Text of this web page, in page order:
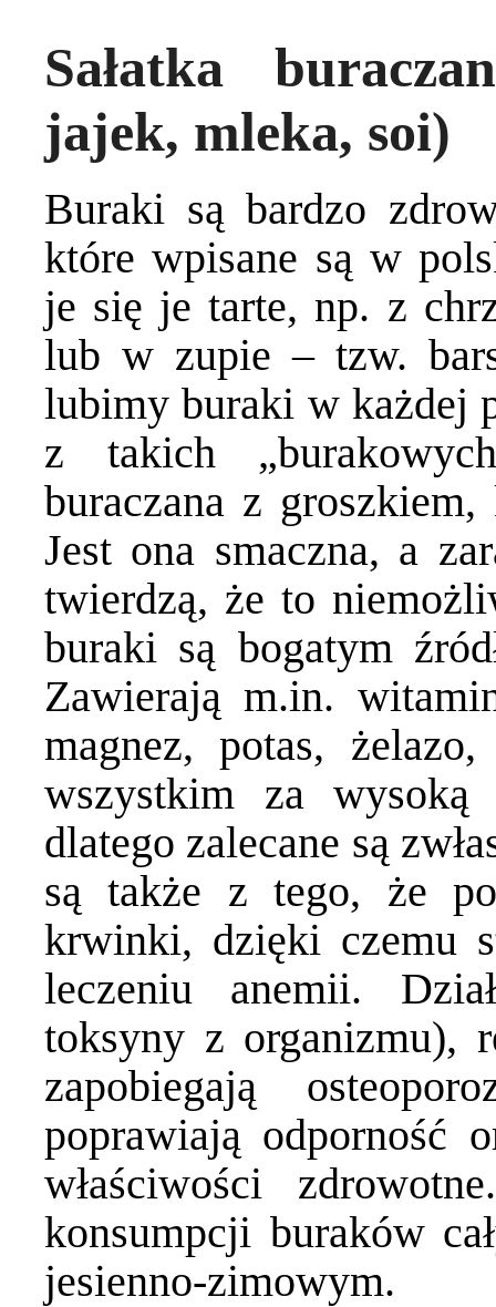
Sałatka
jajek, mleka, soi)
Buraki są bardzo
które wpisane są w
je się je tarte, np. z
lub w zupie – tzw.
lubimy buraki w każdej
z takich
buraczana z
Jest ona smaczna, a
twierdzą, że to
buraki są bogatym
Zawierają m.in.
magnez, potas,
wszystkim za wysoką
dlatego zalecane są
są także z tego, że
krwinki, dzięki czemu
leczeniu anemii.
toksyny z organizmu),
zapobiegają
poprawiają odporność
właściwości
konsumpcji buraków
jesienno-zimowym.